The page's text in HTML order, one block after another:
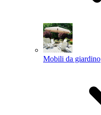
Mobili da giardino